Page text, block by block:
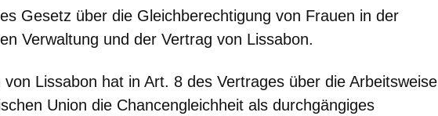
Gesetz über die Gleichberechtigung von Frauen in der
Verwaltung und der Vertrag von Lissabon.
von Lissabon hat in Art. 8 des Vertrages über die Arbeitsweise
Union die Chancengleichheit als durchgängiges